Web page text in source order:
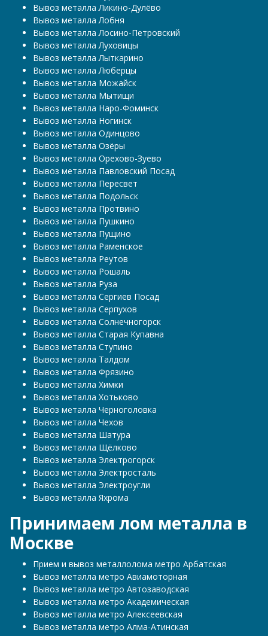
Вывоз металла Ликино-Дулёво
Вывоз металла Лобня
Вывоз металла Лосино-Петровский
Вывоз металла Луховицы
Вывоз металла Лыткарино
Вывоз металла Люберцы
Вывоз металла Можайск
Вывоз металла Мытищи
Вывоз металла Наро-Фоминск
Вывоз металла Ногинск
Вывоз металла Одинцово
Вывоз металла Озёры
Вывоз металла Орехово-Зуево
Вывоз металла Павловский Посад
Вывоз металла Пересвет
Вывоз металла Подольск
Вывоз металла Протвино
Вывоз металла Пушкино
Вывоз металла Пущино
Вывоз металла Раменское
Вывоз металла Реутов
Вывоз металла Рошаль
Вывоз металла Руза
Вывоз металла Сергиев Посад
Вывоз металла Серпухов
Вывоз металла Солнечногорск
Вывоз металла Старая Купавна
Вывоз металла Ступино
Вывоз металла Талдом
Вывоз металла Фрязино
Вывоз металла Химки
Вывоз металла Хотьково
Вывоз металла Черноголовка
Вывоз металла Чехов
Вывоз металла Шатура
Вывоз металла Щёлково
Вывоз металла Электрогорск
Вывоз металла Электросталь
Вывоз металла Электроугли
Вывоз металла Яхрома
Принимаем лом металла в
Москве
Прием и вывоз металлолома метро Арбатская
Вывоз металла метро Авиамоторная
Вывоз металла метро Автозаводская
Вывоз металла метро Академическая
Вывоз металла метро Алексеевская
Вывоз металла метро Алма-Атинская